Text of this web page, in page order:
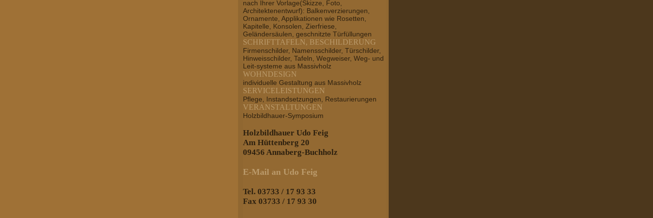
nach Ihrer Vorlage(Skizze, Foto,
Architektenentwurf): Balkenverzierungen,
Ornamente, Applikationen wie Rosetten,
Kapitelle, Konsolen, Zierfriese,
Geländersäulen, geschnitzte Türfüllungen
SCHRIFTTAFELN, BESCHILDERUNG
Firmenschilder, Namensschilder, Türschilder,
Hinweisschilder, Tafeln, Wegweiser, Weg- und
Leit-systeme aus Massivholz
WOHNDESIGN
individuelle Gestaltung aus Massivholz
SERVICELEISTUNGEN
Pflege, Instandsetzungen, Restaurierungen
VERANSTALTUNGEN
Holzbildhauer-Symposium
Holzbildhauer Udo Feig
Am Hüttenberg 20
09456 Annaberg-Buchholz
E-Mail an Udo Feig
Tel. 03733 / 17 93 33
Fax 03733 / 17 93 30